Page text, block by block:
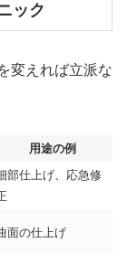
ック
変えれば立派な
用途の例
部仕上げ、応急修
面の仕上げ